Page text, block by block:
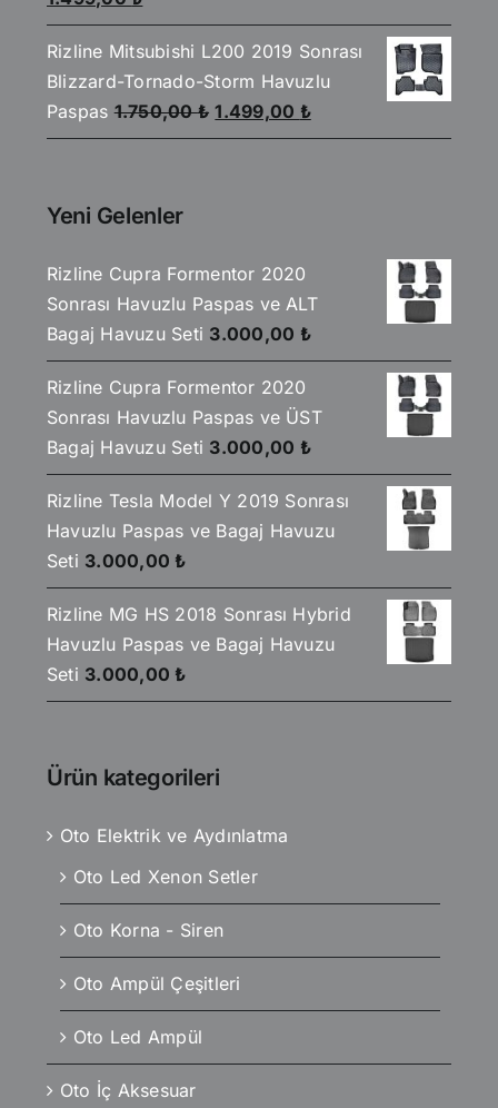
fiyat:
1.750,00 ₺.
andaki
fiyat:
1.499,00 ₺.
Rizline Mitsubishi L200 2019 Sonrası
Blizzard-Tornado-Storm Havuzlu
Paspas 1.750,00₺ Orijinal
fiyat:
1.499,00 ₺Şu
andaki
Yeni Gelenler
Rizline Cupra Formentor 2020
Sonrası Havuzlu Paspas ve ALT
Bagaj Havuzu Seti 3.000,00 ₺
Rizline Cupra Formentor 2020
Sonrası Havuzlu Paspas ve ÜST
Bagaj Havuzu Seti 3.000,00 ₺
Rizline Tesla Model Y 2019 Sonrası
Havuzlu Paspas ve Bagaj Havuzu
Seti 3.000,00 ₺
Rizline MG HS 2018 Sonrası Hybrid
Havuzlu Paspas ve Bagaj Havuzu
Seti 3.000,00 ₺
Ürün kategorileri
Oto Elektrik ve Aydınlatma
Oto Led Xenon Setler
Oto Korna - Siren
Oto Ampül Çeşitleri
Oto Led Ampül
Oto İç Aksesuar